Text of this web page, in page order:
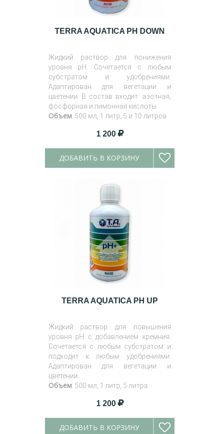
TERRA AQUATICA PH DOWN
Жидкий раствор для понижения
уровня pH. Сочетается с любым
субстратом и удобрениями.
Адаптирован для вегетации и
цветении. В состав входит: азотная,
фосфорная и лимонная кислоты.
Объем: 500 мл, 1 литр, 5 и 10 литров.
1 200
ДОБАВИТЬ В КОРЗИНУ
TERRA AQUATICA PH UP
Жидкий раствор для повышения
уровня pH с добавлением кремния.
Сочетается с любым субстратом и
подходит к любым удобрениями.
Адаптирован для вегетации и
цветении.
Объем: 500 мл, 1 литр, 5 литра
1 200
ДОБАВИТЬ В КОРЗИНУ